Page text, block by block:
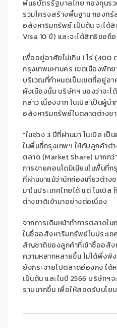
พันธบัตรรัฐบาลไทย กองทุนร
รวมโครงสร้างพื้นฐาน กองท
อสังหาริมทรัพย์ เป็นตน จะได้
Visa 10 ปี) และจะได้สิทธิขอถื
เพื่ออยู่อาศัยไม่เกิน 1 ไร่ (400
กรุงเทพมหานคร เขตเมืองพัทย
บริเวณที่กำหนดเป็นเขตที่อยู่อ
ผังเมืองนั้น บริษัทฯ มองว่าจะ
กล่าว เนื่องจากโนเบิล เป็นผู้นำ
อสังหาริมทรัพย์ในตลาดต่างช
“ในช่วง 3 ปีที่ผ่านมาโนเบิล เป็
ในพื้นที่กรุงเทพฯ ให้กับลูกค้าต่
ตลาด(Market Share) มากก
การขายคอนโดมิเนียมในพื้นที่ก
ที่ผ่านมาแม้ว่านักท่องเที่ยวต่าง
มาในประเทศไทยได้ แตโนเบิล
ต่างชาติเข้ามาอย่างต่อเนื่อง
จากการเดินหน้าทำการตลาดใ
ในซื้ออสังหาริมทรัพย์ในประเท
สัญชาติของลูกค้าที่เข้าซื้ออสั
ความหลากหลายขึ้น ไม่ได้พึ่งพิ
ยังกระจายไปตลาดฮ่องกงใต้
เป็นต้น และในปี 2566 บริษัทฯ
ราบมากขึ้น เพื่อให้สอดรับนโย